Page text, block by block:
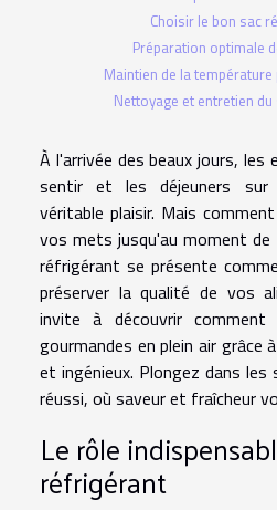
Choisir le bon sac
Préparation optimale
Maintien de la
Nettoyage et entretien
À l'arrivée des beaux jours,
sentir et les déjeuners sur
véritable plaisir. Mais
vos mets jusqu'au moment
réfrigérant se présente
préserver la qualité de vos
invite à découvrir
gourmandes en plein air grâce
et ingénieux. Plongez dans les
réussi, où saveur et fraîcheur
Le rôle
réfrigérant